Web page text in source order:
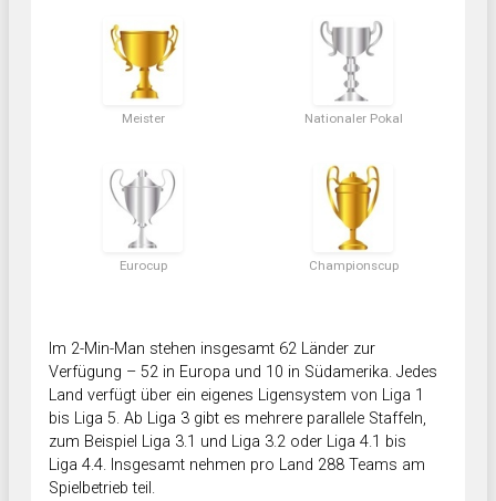
Meister Nationaler Pokal
Eurocup Championscup
Im 2-Min-Man stehen insgesamt 62 Länder zur
Verfügung – 52 in Europa und 10 in Südamerika. Jedes
Land verfügt über ein eigenes Ligensystem von Liga 1
bis Liga 5. Ab Liga 3 gibt es mehrere parallele Staffeln,
zum Beispiel Liga 3.1 und Liga 3.2 oder Liga 4.1 bis
Liga 4.4. Insgesamt nehmen pro Land 288 Teams am
Spielbetrieb teil.